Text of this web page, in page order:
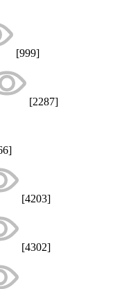
[999]
[2287]
[4203]
[4302]